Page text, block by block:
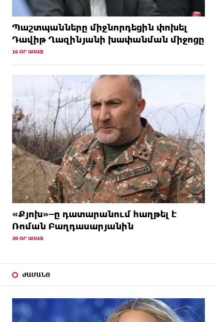
Պաշտպանները միջնորդեցին փոխել
Դավիթ Ղազինյանի խափանման միջոցը
16 ՕՐ ԱՌԱՋ
«Քյոխ»–ը դատարանում հաղթել է
Ռոման Բաղդասարյանին
20 ՕՐ ԱՌԱՋ
ԺԱՄԱՆՑ